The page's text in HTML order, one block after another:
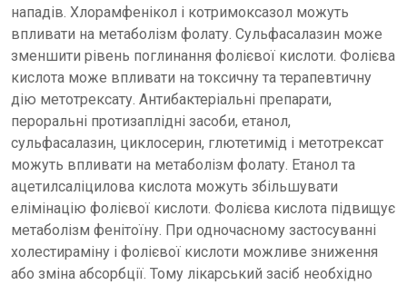
нападів. Хлорамфенікол і котримоксазол можуть
впливати на метаболізм фолату. Сульфасалазин може
зменшити рівень поглинання фолієвої кислоти. Фолієва
кислота може впливати на токсичну та терапевтичну
дію метотрексату. Антибактеріальні препарати,
пероральні протизаплідні засоби, етанол,
сульфасалазин, циклосерин, глютетимід і метотрексат
можуть впливати на метаболізм фолату. Етанол та
ацетилсаліцилова кислота можуть збільшувати
елімінацію фолієвої кислоти. Фолієва кислота підвищує
метаболізм фенітоїну. При одночасному застосуванні
холестираміну і фолієвої кислоти можливе зниження
або зміна абсорбції. Тому лікарський засіб необхідно